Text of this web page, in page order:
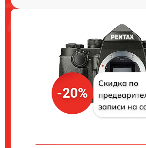
-20%
Скидка по
записи на